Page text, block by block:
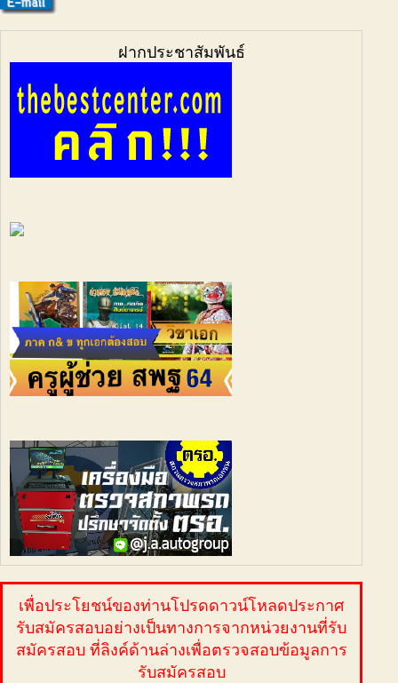
ฝากประชาสัมพันธ์
เพื่อประโยชน์ของท่านโปรดดาวน์โหลดประกาศ
รับสมัครสอบอย่างเป็นทางการจากหน่วยงานที่รับ
สมัครสอบ ที่ลิงค์ด้านล่างเพื่อตรวจสอบข้อมูลการ
รับสมัครสอบ